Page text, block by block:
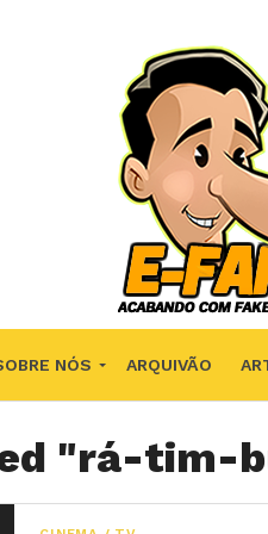
NÓS ARQUIVÃO
"rá-tim-